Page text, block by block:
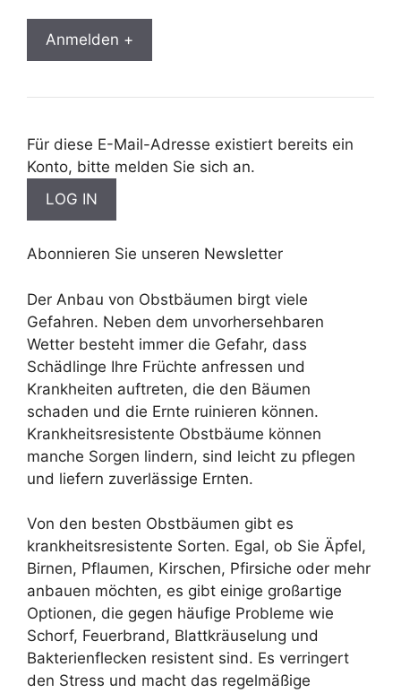
Anmelden +
Für diese E-Mail-Adresse existiert bereits ein
Konto, bitte melden Sie sich an.
Abonnieren Sie unseren Newsletter
Der Anbau von Obstbäumen birgt viele
Gefahren. Neben dem unvorhersehbaren
Wetter besteht immer die Gefahr, dass
Schädlinge Ihre Früchte anfressen und
Krankheiten auftreten, die den Bäumen
schaden und die Ernte ruinieren können.
Krankheitsresistente Obstbäume können
manche Sorgen lindern, sind leicht zu pflegen
und liefern zuverlässige Ernten.
Von den besten Obstbäumen gibt es
krankheitsresistente Sorten. Egal, ob Sie Äpfel,
Birnen, Pflaumen, Kirschen, Pfirsiche oder mehr
anbauen möchten, es gibt einige großartige
Optionen, die gegen häufige Probleme wie
Schorf, Feuerbrand, Blattkräuselung und
Bakterienflecken resistent sind. Es verringert
den Stress und macht das regelmäßige